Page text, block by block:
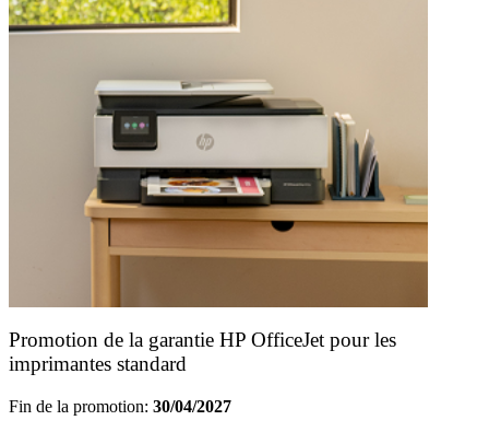
Promotion de la garantie HP OfficeJet pour les
imprimantes standard
Fin de la promotion: 30/04/2027